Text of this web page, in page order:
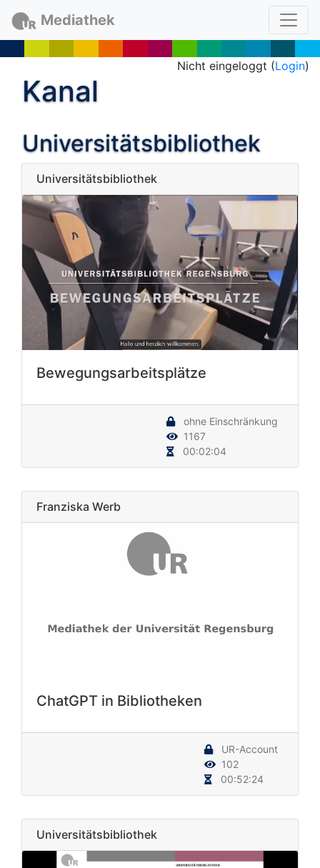
Mediathek
Nicht eingeloggt (Login)
Kanal
Universitätsbibliothek
Universitätsbibliothek
Bewegungsarbeitsplätze
ohne Einschränkung
1167
00:02:04
Franziska Werb
ChatGPT in Bibliotheken
UR-Account
102
00:52:24
Universitätsbibliothek